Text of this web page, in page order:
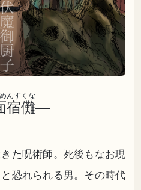
宿儺
んすくな
―
た呪術師。死後もなお現
と恐れられる男。その時代